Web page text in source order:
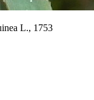
L., 1753